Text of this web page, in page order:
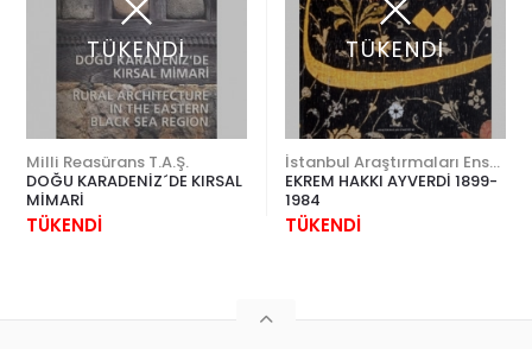
TÜKENDİ
Milli Reasürans T.A.Ş.
DOĞU KARADENİZ´DE KIRSAL
MİMARİ
TÜKENDİ
TÜKENDİ
EKREM HAKKI AYVERDİ 1899-
1984
TÜKENDİ